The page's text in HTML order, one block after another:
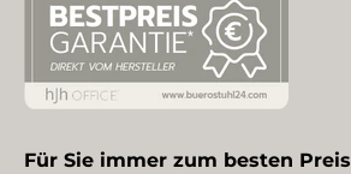
Für Sie immer zum besten Preis